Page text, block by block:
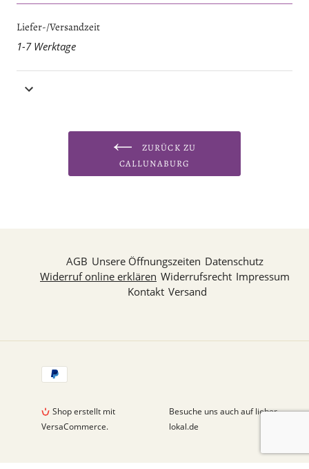
Liefer-/Versandzeit
1-7 Werktage
ZURÜCK ZU
CALLUNABURG
AGB Unsere Öffnungszeiten Datenschutz
Widerruf online erklären Widerrufsrecht Impressum
Kontakt Versand
Zahlungsarten
Shop erstellt mit
VersaCommerce.
Besuche uns auch auf lieber-
lokal.de